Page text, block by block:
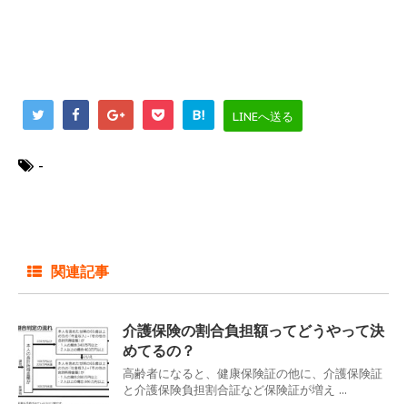
B! LINEへ送る
-
関連記事
介護保険の割合負担額ってどうやって決
めてるの？
高齢者になると、健康保険証の他に、介護保険証
と介護保険負担割合証など保険証が増え ...